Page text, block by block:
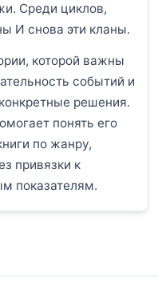
Среди циклов,
И снова эти кланы.
которой важны
событий и
решения.
понять его
по жанру,
привязки к
показателям.